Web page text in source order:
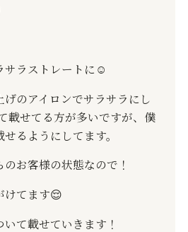
ラストレートに ☺️
げのアイロンでサラサラにし
載せてる方が多いですが、僕
るようにしてます。
お客様の状態なので！
けてます😌
て載せていきます！